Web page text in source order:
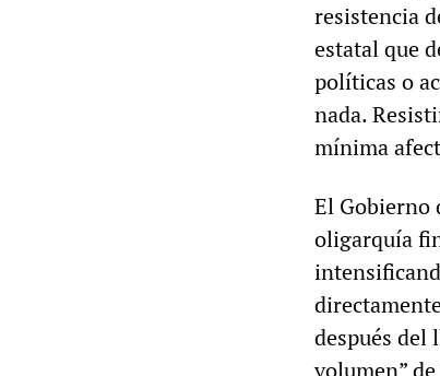
resistencia
estatal que
políticas o
nada.
mínima
El Gobierno
oligarquía
después del